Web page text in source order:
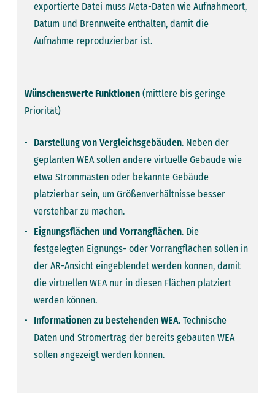
exportierte Datei muss Meta-Daten wie Aufnahmeort,
Datum und Brennweite enthalten, damit die
Aufnahme reproduzierbar ist.
Wünschenswerte Funktionen (mittlere bis geringe
Priorität)
Darstellung von Vergleichsgebäuden. Neben der
geplanten WEA sollen andere virtuelle Gebäude wie
etwa Strommasten oder bekannte Gebäude
platzierbar sein, um Größenverhältnisse besser
verstehbar zu machen.
Eignungsflächen und Vorrangflächen. Die
festgelegten Eignungs- oder Vorrangflächen sollen in
der AR-Ansicht eingeblendet werden können, damit
die ­virtuellen WEA nur in diesen Flächen platziert
werden können.
Informationen zu bestehenden WEA. Technische
Daten und Stromertrag der bereits gebauten WEA
sollen angezeigt werden können.